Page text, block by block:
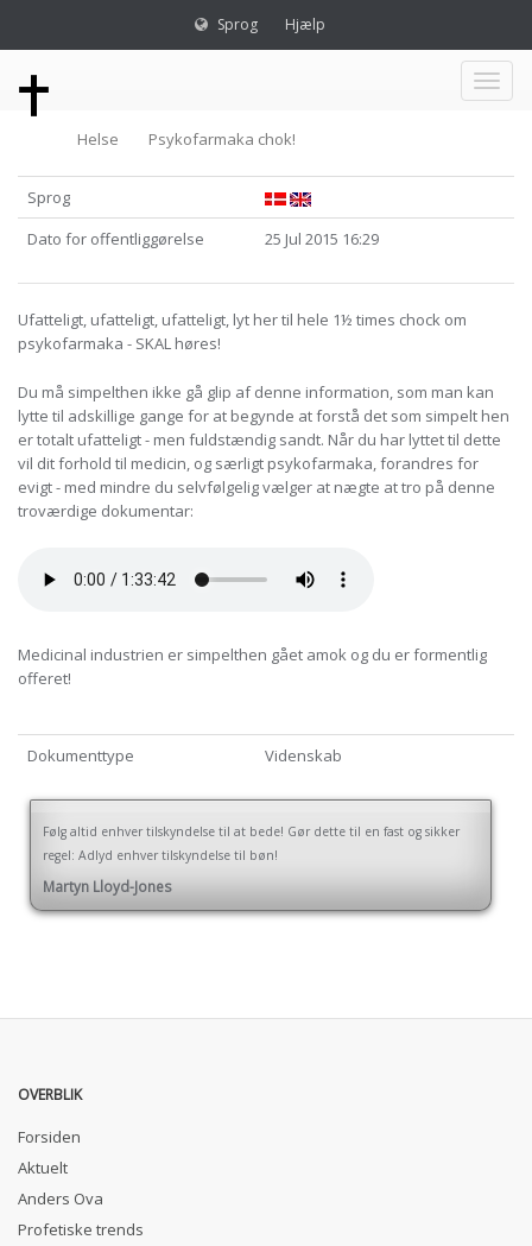
Sprog Hjælp
Toggle
Helse Psykofarmaka chok!
Sprog
Dato for offentliggørelse
25 Jul 2015 16:29
Ufatteligt, ufatteligt, ufatteligt, lyt her til hele 1½ times chock om
psykofarmaka - SKAL høres!
Du må simpelthen ikke gå glip af denne information, som man kan
lytte til adskillige gange for at begynde at forstå det som simpelt hen
er totalt ufatteligt - men fuldstændig sandt. Når du har lyttet til dette
vil dit forhold til medicin, og særligt psykofarmaka, forandres for
evigt - med mindre du selvfølgelig vælger at nægte at tro på denne
troværdige dokumentar:
Medicinal industrien er simpelthen gået amok og du er formentlig
offeret!
Dokumenttype Videnskab
Følg altid enhver tilskyndelse til at bede! Gør dette til en fast og sikker
regel: Adlyd enhver tilskyndelse til bøn!
Martyn Lloyd-Jones
OVERBLIK
Forsiden
Aktuelt
Anders Ova
Profetiske trends